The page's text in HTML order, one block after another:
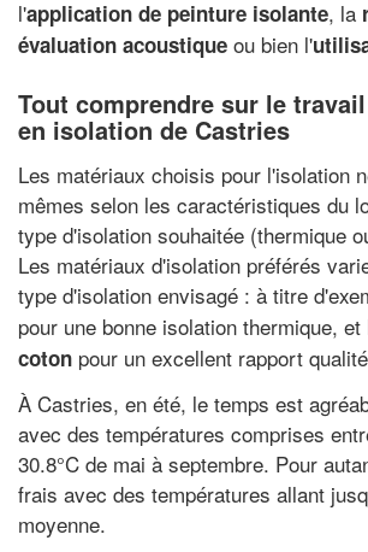
l'application de peinture isolante, la
évaluation acoustique ou bien l'
Tout comprendre sur le
en isolation de Castries
Les matériaux choisis pour l'isolation
mêmes selon les caractéristiques du
type d'isolation souhaitée (thermique
Les matériaux d'isolation préférés
type d'isolation envisagé : à titre
pour une bonne isolation thermique, et
coton pour un excellent rapport
À Castries, en été, le temps est
avec des températures comprises
30.8°C de mai à septembre. Pour
frais avec des températures allant
moyenne.